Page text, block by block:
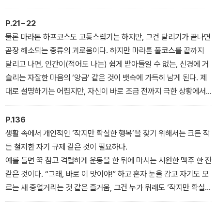
지가 와르르 무너져내리는 모양이다. 실망하는 표정을 보면 미안한
생각이 들긴 하지만 어쩔 수 없지.
P.21~22
물론 마라톤 하프코스도 고통스럽기는 하지만, 그건 달리기가 끝나면
곧장 해소되는 종류의 괴로움이다. 하지만 마라톤 풀코스를 끝까지
달리고 나면, 인간이(적어도 나는) 쉽게 받아들일 수 없는, 신경에 거
슬리는 자잘한 마음의 ‘앙금’ 같은 것이 뱃속에 가득히 남게 된다. 제
대로 설명하기는 어렵지만, 자신이 바로 조금 전까지 극한 상황에서
맛보았던 그 ‘괴로움 같은 것’과 조만간 다시 한번 대면해서, 그 나름
대로 어떤 매듭이 지어지는 걸 봐야 한다고 느끼게 된다. ‘다시 한번
되풀이해야만 한다. 그것도 좀 더 잘할 수 있게 되풀이할 필요가 있
다’는 식으로.
P.136
생활 속에서 개인적인 ‘작지만 확실한 행복’을 찾기 위해서는 크든 작
든 철저한 자기 규제 같은 것이 필요하다.
예를 들면 꾹 참고 격렬하게 운동을 한 뒤에 마시는 시원한 맥주 한 잔
같은 것이다. “그래, 바로 이 맛이야!” 하고 혼자 눈을 감고 자기도 모
르는 새 중얼거리는 것 같은 즐거움, 그건 누가 뭐래도 ‘작지만 확실한
행복’의 참된 맛이다.